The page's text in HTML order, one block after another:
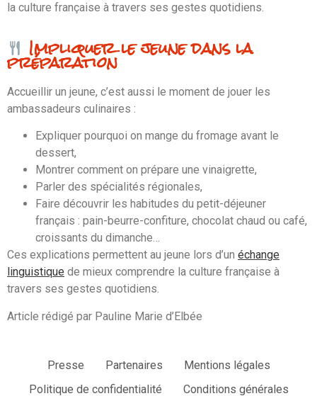
la culture française à travers ses gestes quotidiens.
Impliquer le jeune dans la
préparation
Accueillir un jeune, c’est aussi le moment de jouer les
ambassadeurs culinaires :
Expliquer pourquoi on mange du fromage avant le
dessert,
Montrer comment on prépare une vinaigrette,
Parler des spécialités régionales,
Faire découvrir les habitudes du petit-déjeuner
français : pain-beurre-confiture, chocolat chaud ou café,
croissants du dimanche…
Ces explications permettent au jeune lors d’un échange
linguistique de mieux comprendre la culture française à
travers ses gestes quotidiens.
Article rédigé par Pauline Marie d’Elbée
Presse Partenaires
Mentions légales
Politique de confidentialité
Conditions générales